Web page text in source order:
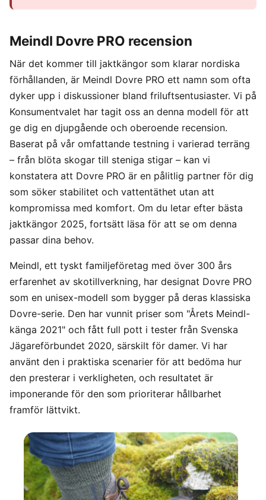
Meindl Dovre PRO recension
När det kommer till jaktkängor som klarar nordiska
förhållanden, är Meindl Dovre PRO ett namn som ofta
dyker upp i diskussioner bland friluftsentusiaster. Vi på
Konsumentvalet har tagit oss an denna modell för att
ge dig en djupgående och oberoende recension.
Baserat på vår omfattande testning i varierad terräng
– från blöta skogar till steniga stigar – kan vi
konstatera att Dovre PRO är en pålitlig partner för dig
som söker stabilitet och vattentäthet utan att
kompromissa med komfort. Om du letar efter bästa
jaktkängor 2025, fortsätt läsa för att se om denna
passar dina behov.
Meindl, ett tyskt familjeföretag med över 300 års
erfarenhet av skotillverkning, har designat Dovre PRO
som en unisex-modell som bygger på deras klassiska
Dovre-serie. Den har vunnit priser som "Årets Meindl-
känga 2021" och fått full pott i tester från Svenska
Jägareförbundet 2020, särskilt för damer. Vi har
använt den i praktiska scenarier för att bedöma hur
den presterar i verkligheten, och resultatet är
imponerande för den som prioriterar hållbarhet
framför lättvikt.